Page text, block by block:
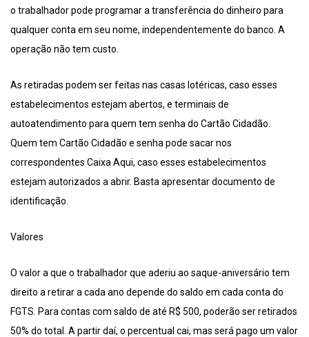
o trabalhador pode programar a transferência do dinheiro para
qualquer conta em seu nome, independentemente do banco. A
operação não tem custo.
As retiradas podem ser feitas nas casas lotéricas, caso esses
estabelecimentos estejam abertos, e terminais de
autoatendimento para quem tem senha do Cartão Cidadão.
Quem tem Cartão Cidadão e senha pode sacar nos
correspondentes Caixa Aqui, caso esses estabelecimentos
estejam autorizados a abrir. Basta apresentar documento de
identificação.
Valores
O valor a que o trabalhador que aderiu ao saque-aniversário tem
direito a retirar a cada ano depende do saldo em cada conta do
FGTS. Para contas com saldo de até R$ 500, poderão ser retirados
50% do total. A partir daí, o percentual cai, mas será pago um valor